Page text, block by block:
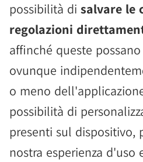
possibilità di salvare le
regolazioni
affinché queste
ovunque
o meno
possibilità di
presenti sul dispositivo,
nostra esperienza d'uso